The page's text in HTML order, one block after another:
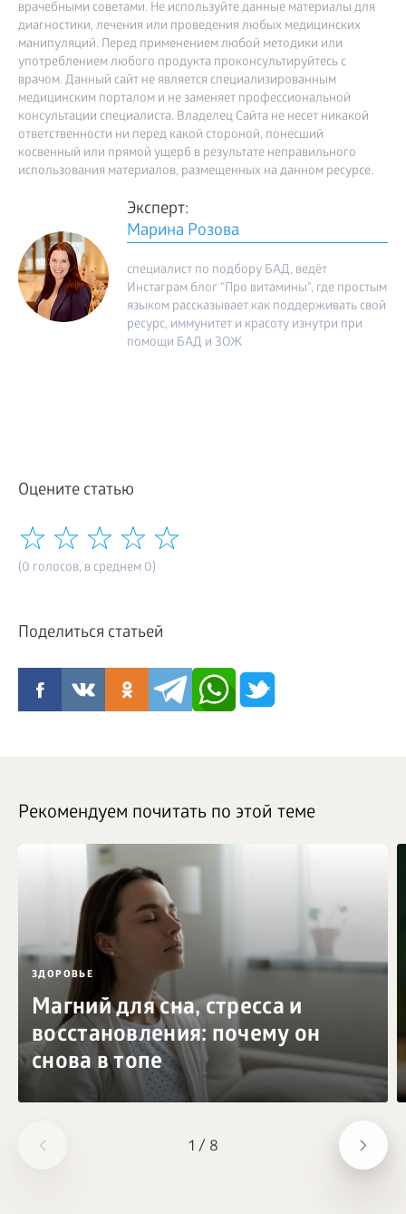
врачебными советами. Не используйте данные материалы для
диагностики, лечения или проведения любых медицинских
манипуляций. Перед применением любой методики или
употреблением любого продукта проконсультируйтесь с
врачом. Данный сайт не является специализированным
медицинским порталом и не заменяет профессиональной
консультации специалиста. Владелец Сайта не несет никакой
ответственности ни перед какой стороной, понесший
косвенный или прямой ущерб в результате неправильного
использования материалов, размещенных на данном ресурсе.
Эксперт:
Марина Розова
специалист по подбору БАД, ведёт
Инстаграм блог "Про витамины", где простым
языком рассказывает как поддерживать свой
ресурс, иммунитет и красоту изнутри при
помощи БАД и ЗОЖ
Оцените статью
(0 голосов, в среднем 0)
Поделиться статьей
1 / 8
Рекомендуем почитать по этой теме
ЗДОРОВЬЕ
Магний для сна, стресса и
восстановления: почему он
снова в топе